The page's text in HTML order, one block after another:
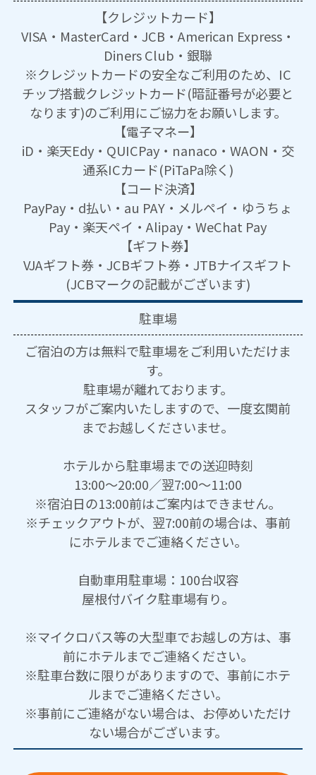
【クレジットカード】
VISA・MasterCard・JCB・American Express・
Diners Club・銀聯
※クレジットカードの安全なご利用のため、IC
チップ搭載クレジットカード(暗証番号が必要と
なります)のご利用にご協力をお願いします。
【電子マネー】
iD・楽天Edy・QUICPay・nanaco・WAON・交
通系ICカード(PiTaPa除く)
【コード決済】
PayPay・d払い・au PAY・メルペイ・ゆうちょ
Pay・楽天ペイ・Alipay・WeChat Pay
【ギフト券】
VJAギフト券・JCBギフト券・JTBナイスギフト
(JCBマークの記載がございます)
駐車場
ご宿泊の方は無料で駐車場をご利用いただけま
す。
駐車場が離れております。
スタッフがご案内いたしますので、一度玄関前
までお越しくださいませ。
ホテルから駐車場までの送迎時刻
13:00～20:00／翌7:00～11:00
※宿泊日の13:00前はご案内はできません。
※チェックアウトが、翌7:00前の場合は、事前
にホテルまでご連絡ください。
自動車用駐車場：100台収容
屋根付バイク駐車場有り。
※マイクロバス等の大型車でお越しの方は、事
前にホテルまでご連絡ください。
※駐車台数に限りがありますので、事前にホテ
ルまでご連絡ください。
※事前にご連絡がない場合は、お停めいただけ
ない場合がございます。